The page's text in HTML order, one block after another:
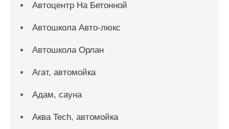
Автоцентр На Бетонной
Автошкола Авто-люкс
Автошкола Орлан
Агат, автомойка
Адам, сауна
Аква Tech, автомойка